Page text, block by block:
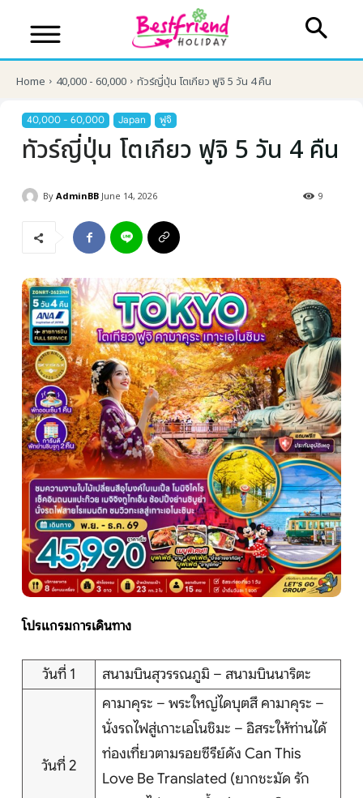
บริษัทเบสเฟรนด์ ฮอลิเดย์
เส้นทางที่ต้องการ
หน้าแรก
ทัวร์ต่างประเทศ
จัดกรุ๊ปต่างประเทศ
โปรไฟไหม้
เรือเจ้าพระยา
ติดต่อเรา
Home 40,000 - 60,000 ทัวร์ญี่ปุ่น โตเกียว ฟูจิ 5 วัน 4 คืน
40,000 - 60,000 Japan ฟูจิ
ทัวร์ญี่ปุ่น โตเกียว ฟูจิ 5 วัน 4 คืน
By AdminBB June 14, 2026 9
โปรแกรมการเดินทาง
วันที่ 1 สนามบินสุวรรณภูมิ – สนามบินนาริตะ
วันที่ 2
คามาคุระ – พระใหญ่ไดบุตสึ คามาคุระ –
นั่งรถไฟสู่เกาะเอโนชิมะ – อิสระให้ท่านได้
ท่องเที่ยวตามรอยซีรีย์ดัง Can This
Love Be Translated (ยากชะมัด รัก